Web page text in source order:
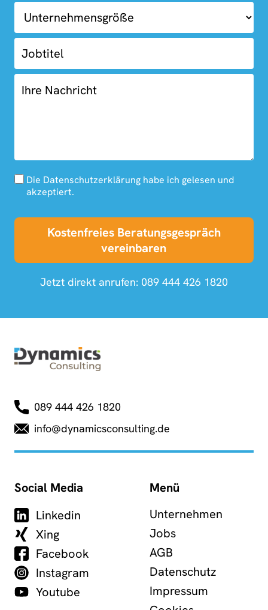
Die Datenschutzerklärung habe ich gelesen und
akzeptiert.
Kostenfreies Beratungsgespräch
vereinbaren
Jetzt direkt anrufen: 089 444 426 1820
089 444 426 1820
info@dynamicsconsulting.de
Social Media
Linkedin
Xing
Facebook
Instagram
Youtube
Menü
Unternehmen
Jobs
AGB
Datenschutz
Impressum